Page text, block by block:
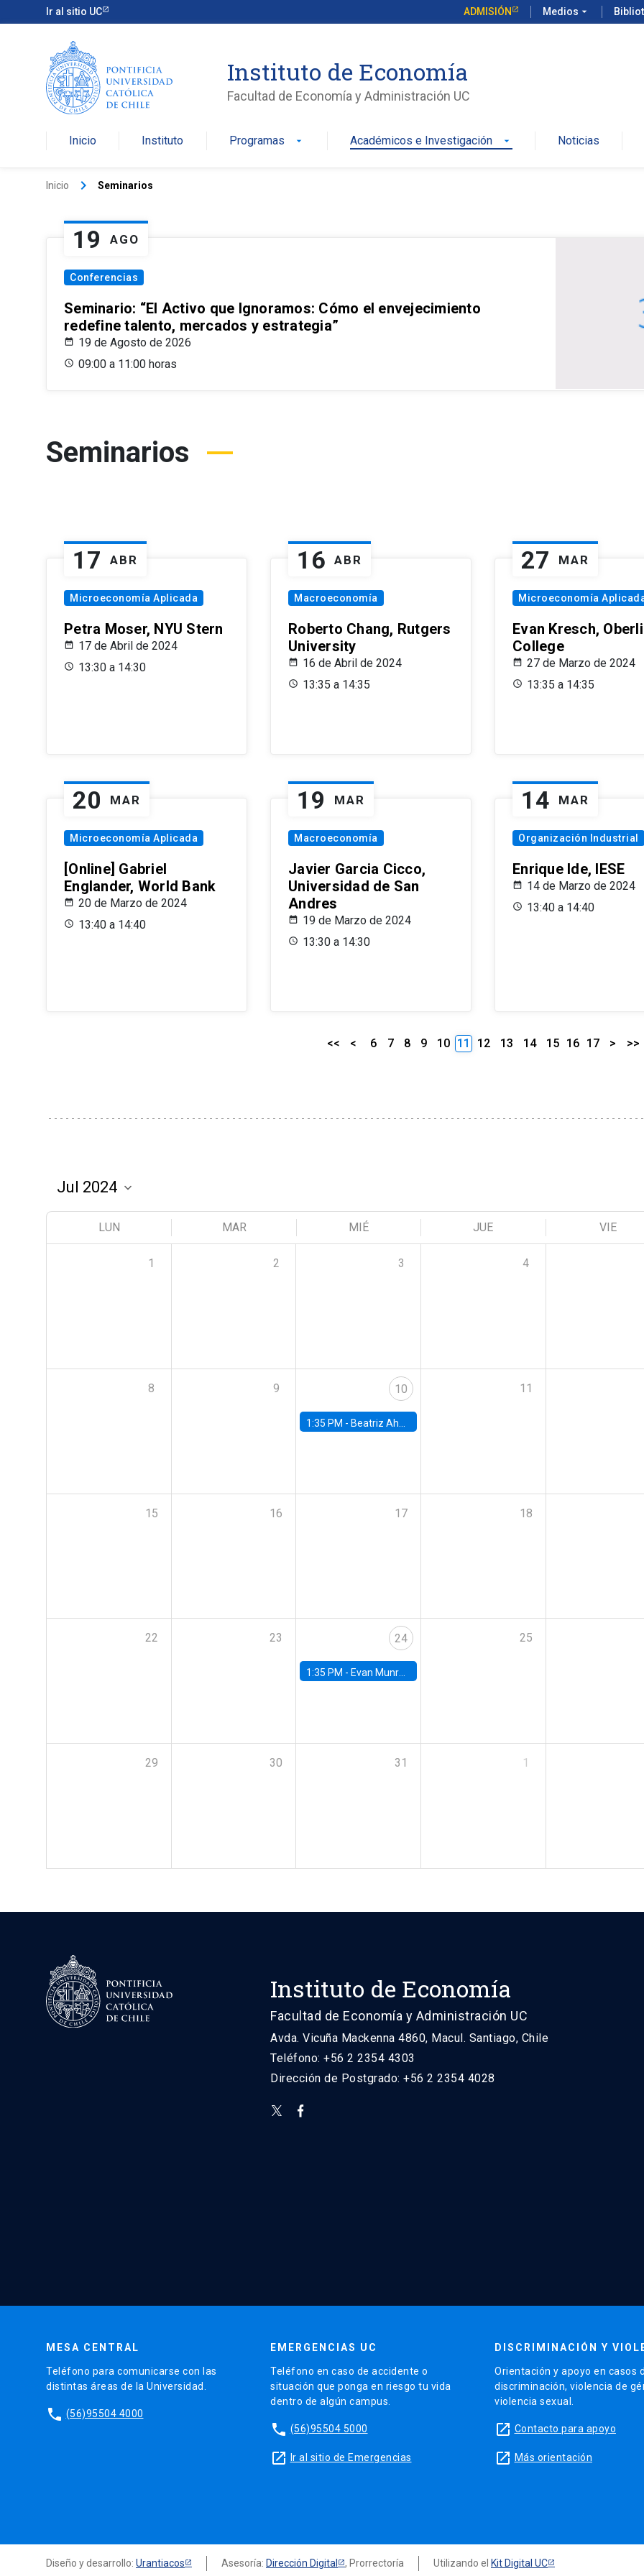
Ir al sitio UC ADMISIÓN Medios arrow_drop_down
Instituto de Economía
Facultad de Economía y Administración UC
Inicio Instituto Programas arrow_drop_down Académicos e Investigación arrow_drop_down Noticias
Inicio keyboard_arrow_right Seminarios
19 AGO
Conferencias
Seminario: “El Activo que Ignoramos: Cómo el envejecimiento
redefine talento, mercados y estrategia”
19 de Agosto de 2026
09:00 a 11:00 horas
Seminarios
17 ABR
Microeconomía Aplicada
Petra Moser, NYU Stern
17 de Abril de 2024
13:30 a 14:30
16 ABR
Macroeconomía
Roberto Chang, Rutgers
University
16 de Abril de 2024
13:35 a 14:35
27 MAR
Microeconomía
Evan Kresch,
College
27 de Marzo de 2024
13:35 a 14:35
20 MAR
Microeconomía Aplicada
[Online] Gabriel
Englander, World Bank
20 de Marzo de 2024
13:40 a 14:40
19 MAR
Macroeconomía
Javier Garcia Cicco,
Universidad de San
Andres
19 de Marzo de 2024
13:30 a 14:30
14 MAR
Organización Industrial
Enrique Ide, IESE
14 de Marzo de 2024
13:40 a 14:40
<< < 6 7 8 9 10 11 12 13 14 15 16 17 > >>
LUN MAR MIÉ JUE VIE
1 2 3 4
8 9 10
1:35 PM - Beatriz Ahumada, PhD candidate, Universidad de Pittsburgh
11
15 16 17 18
22 23 24
1:35 PM - Evan Munro, Neyman Visiting Assistant Professor in the Department of Statistics at UC Berkeley
25
29 30 31 1
Instituto de Economía
Facultad de Economía y Administración UC
Avda. Vicuña Mackenna 4860, Macul. Santiago, Chile
Teléfono: +56 2 2354 4303
Dirección de Postgrado: +56 2 2354 4028
MESA CENTRAL
Teléfono para comunicarse con las
distintas áreas de la Universidad.
phone (56)95504 4000
EMERGENCIAS UC
Teléfono en caso de accidente o
situación que ponga en riesgo tu vida
dentro de algún campus.
phone (56)95504 5000
launch Ir al sitio de Emergencias
DISCRIMINACIÓN Y
Orientación y apoyo en casos
discriminación, violencia de
violencia sexual.
launch Contacto para apoyo
launch Más orientación
Diseño y desarrollo: Urantiacos Asesoría: Dirección Digital , Prorrectoría Utilizando el Kit Digital UC